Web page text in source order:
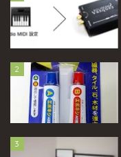
2
3